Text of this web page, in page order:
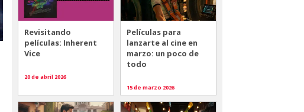
Revisitando
películas: Inherent
Vice
20 de abril 2026
Películas para
lanzarte al cine en
marzo: un poco de
todo
15 de marzo 2026